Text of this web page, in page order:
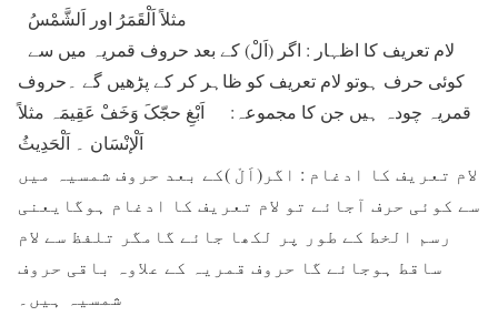
مثلاً اَلْقَمَرُ اور اَلشَّمْسُ
کوئی حرف ہوتو لام تعریف کو ظاہر کر کے پڑھیں گے ۔حروف
قمریہ چودہ ہیں جن کا مجموعہ: اَبْغِ حجّکَ وَخَفْ عَقِیمَہ مثلاً
اَلْإنْسَان ۔ اَلْحَدِیثُ
لام تعریف کا ادغام : اگر(اَلْ )کے بعد حروف شمسیہ میں
سے کوئی حرف آجائے تو لام تعریف کا ادغام ہوگایعنی
رسم الخط کے طور پر لکھا جائے گامگر تلفظ سے لام
ساقط ہوجائے گا حروف قمریہ کے علاوہ باقی حروف
شمسیہ ہیں۔